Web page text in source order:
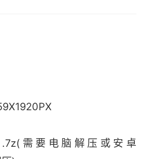
需要电脑解压或安卓